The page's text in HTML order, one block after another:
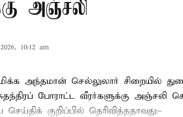
அஞ்சலி
10:12 am
அந்தமான் செல்லுலார் சிறையில்
போராட்ட வீரர்களுக்கு அஞ்சலி
குறிப்பில் தெரிவித்ததாவது:-